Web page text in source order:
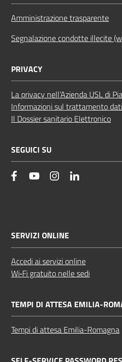
Amministrazione trasparente
Segnalazione condotte illecite
PRIVACY
La privacy nell’Azienda USL di
Informazioni sul trattamento
Il Dossier sanitario Elettronico
SEGUICI SU
facebookYouTube Instagram
SERVIZI ONLINE
Accedi ai servizi online
Wi‑Fi gratuito nelle sedi
TEMPI DI ATTESA EMILIA-
Tempi di attesa Emilia-Romagna